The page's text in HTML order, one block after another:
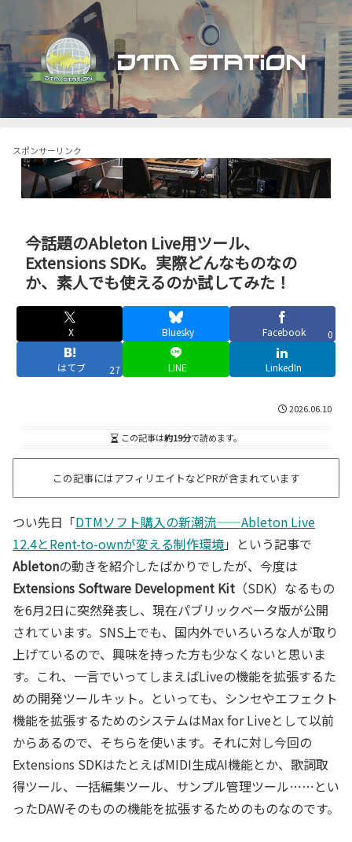
スポンサーリンク
今話題のAbleton Live用ツール、
Extensions SDK。実際どんなものなの
か、素人でも使えるのか試してみた！
X Bluesky Facebook 0
はてブ 27 LINE LinkedIn
2026.06.10
この記事は約19分で読めます。
この記事にはアフィリエイトなどPRが含まれています
つい先日「DTMソフト購入の新潮流——Ableton Live
12.4とRent-to-ownが変える制作環境」という記事で
Abletonの動きを紹介したばかりでしたが、今度は
Extensions Software Development Kit （SDK）なるもの
を6月2日に突然発表し、現在パブリックベータ版が公開
されています。SNS上でも、国内外でいろいろな人が取り
上げているので、興味を持った方も少なくないと思いま
す。これ、一言でいってしまえばLiveの機能を拡張するた
めの開発ツールキット。といっても、シンセやエフェクト
機能を拡張するためのシステムはMax for Liveとして以前
からあるので、そちらを使います。それに対し今回の
Extensions SDKはたとえばMIDI生成AI機能とか、歌詞取
得ツール、一括編集ツール、サンプル管理ツール……とい
ったDAWそのものの機能を拡張するためのものなのです。